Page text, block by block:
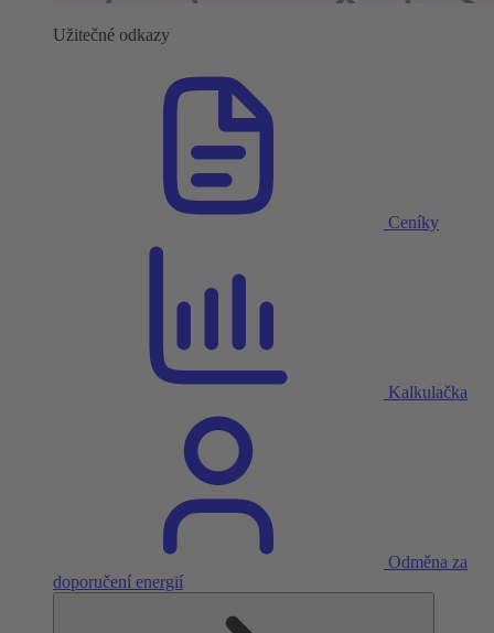
Užitečné odkazy
Ceníky
Kalkulačka
Odměna za
doporučení energií